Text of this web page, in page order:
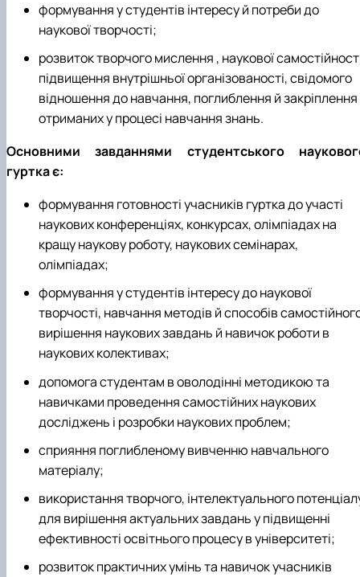
формування у студентів інтересу й потреби до
наукової творчості;
розвиток творчого мислення , наукової
підвищення внутрішньої організованості, свідомого
відношення до навчання, поглиблення й закріплення
отриманих у процесі навчання знань.
Основними завданнями студентського
гуртка є:
формування готовності учасників гуртка до участі
наукових конференціях, конкурсах, олімпіадах на
кращу наукову роботу, наукових семінарах,
олімпіадах;
формування у студентів інтересу до наукової
творчості, навчання методів й способів
вирішення наукових завдань й навичок роботи в
наукових колективах;
допомога студентам в оволодінні методикою та
навичками проведення самостійних наукових
досліджень і розробки наукових проблем;
сприяння поглибленому вивченню навчального
матеріалу;
використання творчого, інтелектуального
для вирішення актуальних завдань у підвищенні
ефективності освітнього процесу в університеті;
розвиток практичних умінь та навичок учасників